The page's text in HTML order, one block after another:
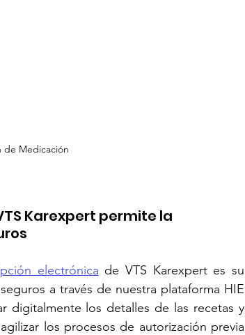
de Medicación
Karexpert permite la
electrónica de VTS Karexpert es su
a través de nuestra plataforma HIE
digitalmente los detalles de las recetas y
los procesos de autorización previa